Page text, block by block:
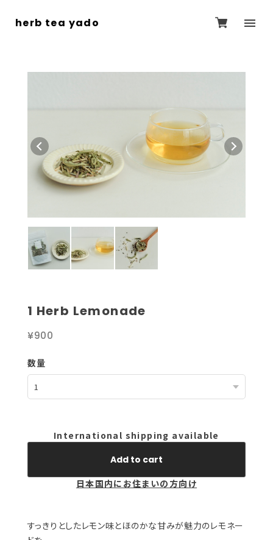
herb tea yado
1 Herb Lemonade
¥900
数量
International shipping available
Add to cart
日本国内にお住まいの方向け
すっきりとしたレモン味とほのかな甘みが魅力のレモネー